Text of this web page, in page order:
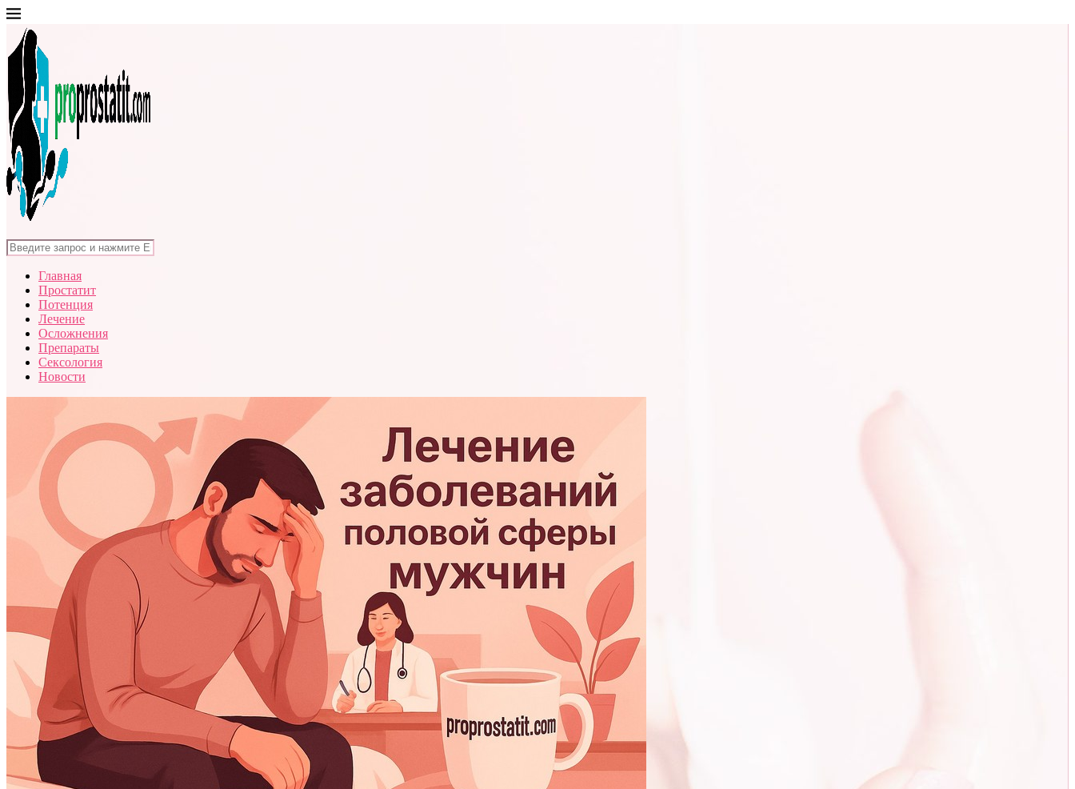
Главная
Простатит
Потенция
Лечение
Осложнения
Препараты
Сексология
Новости